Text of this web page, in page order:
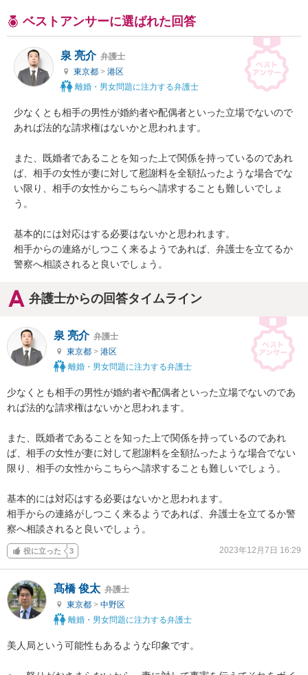
ベストアンサーに選ばれた回答
泉 亮介 弁護士
東京都 > 港区
離婚・男女問題に注力する弁護士
少なくとも相手の男性が婚約者や配偶者といった立場でないので
あれば法的な請求権はないかと思われます。
また、既婚者であることを知った上で関係を持っているのであれ
ば、相手の女性が妻に対して慰謝料を全額払ったような場合でな
い限り、相手の女性からこちらへ請求することも難しいでしょ
う。
基本的には対応はする必要はないかと思われます。
相手からの連絡がしつこく来るようであれば、弁護士を立てるか
警察へ相談されると良いでしょう。
弁護士からの回答タイムライン
泉 亮介 弁護士
東京都 > 港区
離婚・男女問題に注力する弁護士
少なくとも相手の男性が婚約者や配偶者といった立場でないのであ
れば法的な請求権はないかと思われます。
また、既婚者であることを知った上で関係を持っているのであれ
ば、相手の女性が妻に対して慰謝料を全額払ったような場合でない
限り、相手の女性からこちらへ請求することも難しいでしょう。
基本的には対応はする必要はないかと思われます。
相手からの連絡がしつこく来るようであれば、弁護士を立てるか警
察へ相談されると良いでしょう。
役に立った 3 2023年12月7日 16:29
髙橋 俊太 弁護士
東京都 > 中野区
離婚・男女問題に注力する弁護士
美人局という可能性もあるような印象です。